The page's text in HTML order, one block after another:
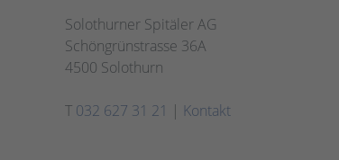
Solothurner Spitäler AG
Schöngrünstrasse 36A
4500 Solothurn
T 032 627 31 21 | Kontakt